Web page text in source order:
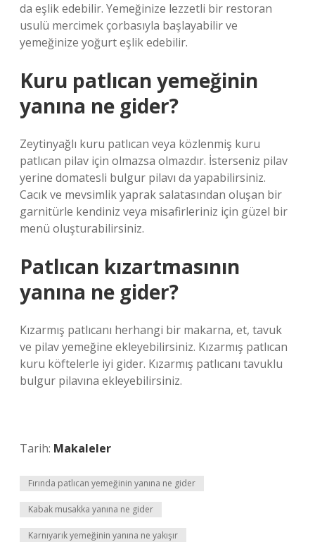
da eşlik edebilir. Yemeğinize lezzetli bir restoran
usulü mercimek çorbasıyla başlayabilir ve
yemeğinize yoğurt eşlik edebilir.
Kuru patlıcan yemeğinin
yanına ne gider?
Zeytinyağlı kuru patlıcan veya közlenmiş kuru
patlıcan pilav için olmazsa olmazdır. İsterseniz pilav
yerine domatesli bulgur pilavı da yapabilirsiniz.
Cacık ve mevsimlik yaprak salatasından oluşan bir
garnitürle kendiniz veya misafirleriniz için güzel bir
menü oluşturabilirsiniz.
Patlıcan kızartmasının
yanına ne gider?
Kızarmış patlıcanı herhangi bir makarna, et, tavuk
ve pilav yemeğine ekleyebilirsiniz. Kızarmış patlıcan
kuru köftelerle iyi gider. Kızarmış patlıcanı tavuklu
bulgur pilavına ekleyebilirsiniz.
Tarih: Makaleler
Fırında patlıcan yemeğinin yanına ne gider
Kabak musakka yanına ne gider
Karnıyarık yemeğinin yanına ne yakışır